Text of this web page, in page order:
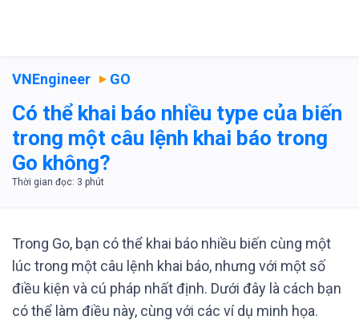
VNEngineer GO
Có thể khai báo nhiều type của biến
trong một câu lệnh khai báo trong
Go không?
Trong Go, bạn có thể khai báo nhiều biến cùng một
lúc trong một câu lệnh khai báo, nhưng với một số
điều kiện và cú pháp nhất định. Dưới đây là cách bạn
có thể làm điều này, cùng với các ví dụ minh họa.